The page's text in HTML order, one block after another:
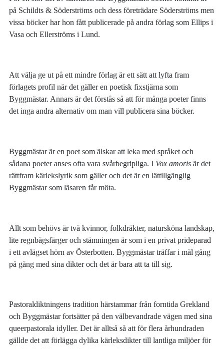
på Schildts & Söderströms och dess företrädare Söderströms men
vissa böcker har hon fått publicerade på andra förlag som Ellips i
Vasa och Ellerströms i Lund.
Att välja ge ut på ett mindre förlag är ett sätt att lyfta fram
förlagets profil när det gäller en poetisk fixstjärna som
Byggmästar. Annars är det förstås så att för många poeter finns
det inga andra alternativ om man vill publicera sina böcker.
Byggmästar är en poet som älskar att leka med språket och
sådana poeter anses ofta vara svårbegripliga. I Vox amoris är det
rättfram kärlekslyrik som gäller och det är en lättillgänglig
Byggmästar som läsaren får möta.
Allt som behövs är två kvinnor, folkdräkter, natursköna landskap,
lite regnbågsfärger och stämningen är som i en privat prideparad
i ett avlägset hörn av Österbotten. Byggmästar träffar i mål gång
på gång med sina dikter och det är bara att ta till sig.
Pastoraldiktningens tradition härstammar från forntida Grekland
och Byggmästar fortsätter på den välbevandrade vägen med sina
queerpastorala idyller. Det är alltså så att för flera århundraden
gällde det att förlägga dylika kärleksdikter till lantliga miljöer för